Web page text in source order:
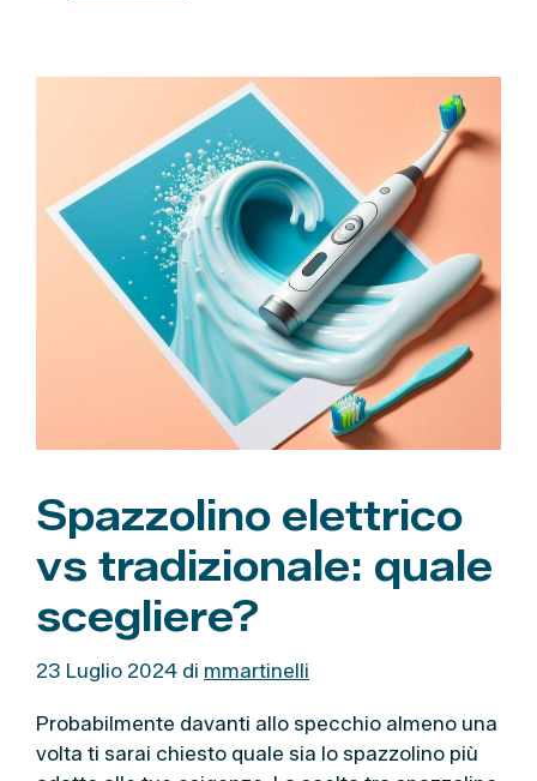
e
i
e
Spazzolino elettrico
vs tradizionale: quale
scegliere?
23 Luglio 2024 di mmartinelli
Probabilmente davanti allo specchio almeno una
volta ti sarai chiesto quale sia lo spazzolino più